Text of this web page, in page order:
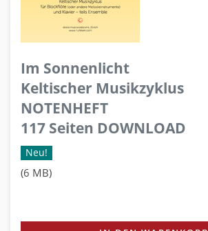
Im Sonnenlicht
Keltischer Musikzyklus
NOTENHEFT
117 Seiten DOWNLOAD
Neu!
(6 MB)